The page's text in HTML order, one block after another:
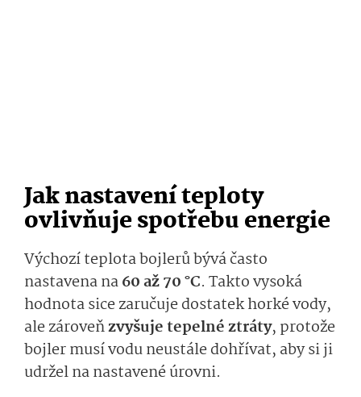
Jak nastavení teploty
ovlivňuje spotřebu energie
Výchozí teplota bojlerů bývá často
nastavena na60 až 70 °C. Takto vysoká
hodnota sice zaručuje dostatek horké vody,
ale zároveňzvyšuje tepelné ztráty, protože
bojler musí vodu neustále dohřívat, aby si ji
udržel na nastavené úrovni.